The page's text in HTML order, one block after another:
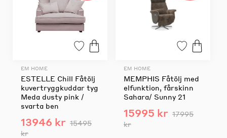
EM HOME
ESTELLE Chill Fåtölj
kuvertryggkuddar tyg
Meda dusty pink /
svarta ben
13946 kr 15495
kr
EM HOME
MEMPHIS Fåtölj med
elfunktion, fårskinn
Sahara/ Sunny 21
15995 kr 17995
kr